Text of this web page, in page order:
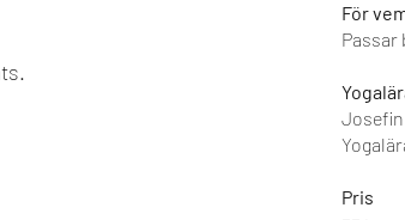
För
Passar
Pris